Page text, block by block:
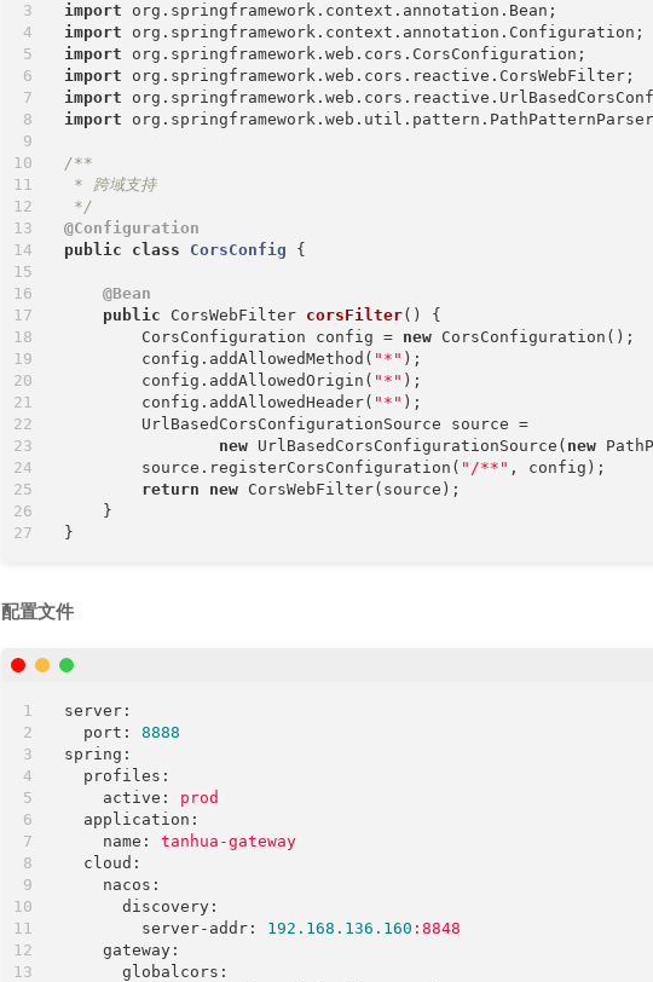
import
import
import
import
import
import
/**
* 跨域支持
*/
@Configuration
public
class CorsConfig {
@Bean
public CorsWebFilter corsFilter()
{
        CorsConfiguration config =
new CorsConfiguration();
        config.addAllowedMethod(
"*" );
        config.addAllowedOrigin(
"*" );
        config.addAllowedHeader(
"*" );
        UrlBasedCorsConfigurationSource source =
new UrlBasedCorsConfigurationSource( new
        source.registerCorsConfiguration(
"/**" , config);
return
new CorsWebFilter(source);
    }
配置文件
server:
port:
8888
spring:
profiles:
active:
prod
application:
name:
tanhua-gateway
cloud:
nacos:
discovery:
server-addr:
192.168 .136 .160 :8848
gateway:
globalcors: